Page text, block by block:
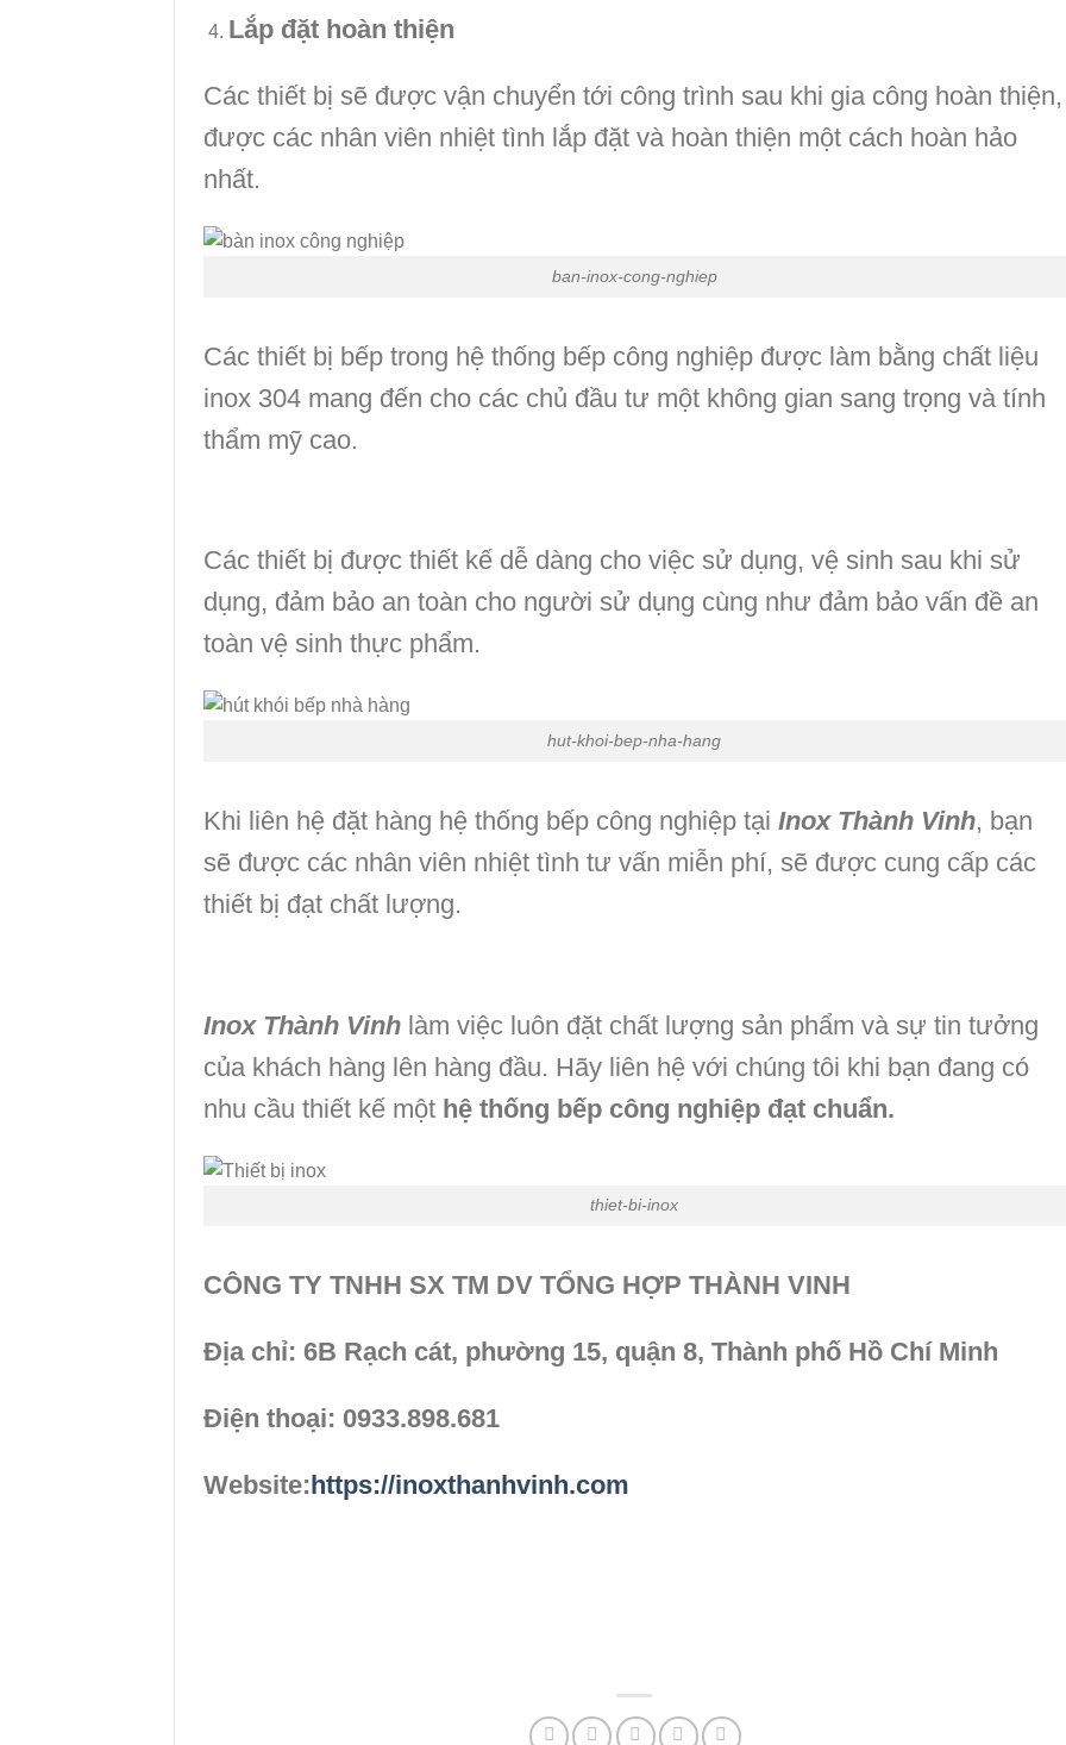
Lắp đặt hoàn thiện
Các thiết bị sẽ được vận chuyển tới công trình sau khi gia công hoàn thiện,
được các nhân viên nhiệt tình lắp đặt và hoàn thiện một cách hoàn hảo
nhất.
ban-inox-cong-nghiep
Các thiết bị bếp trong hệ thống bếp công nghiệp được làm bằng chất liệu
inox 304 mang đến cho các chủ đầu tư một không gian sang trọng và tính
thẩm mỹ cao.
Các thiết bị được thiết kế dễ dàng cho việc sử dụng, vệ sinh sau khi sử
dụng, đảm bảo an toàn cho người sử dụng cùng như đảm bảo vấn đề an
toàn vệ sinh thực phẩm.
hut-khoi-bep-nha-hang
Khi liên hệ đặt hàng hệ thống bếp công nghiệp tại Inox Thành Vinh, bạn
sẽ được các nhân viên nhiệt tình tư vấn miễn phí, sẽ được cung cấp các
thiết bị đạt chất lượng.
Inox Thành Vinh làm việc luôn đặt chất lượng sản phẩm và sự tin tưởng
của khách hàng lên hàng đầu. Hãy liên hệ với chúng tôi khi bạn đang có
nhu cầu thiết kế một hệ thống bếp công nghiệp đạt chuẩn.
thiet-bi-inox
CÔNG TY TNHH SX TM DV TỔNG HỢP THÀNH VINH
Địa chỉ: 6B Rạch cát, phường 15, quận 8, Thành phố Hồ Chí Minh
Điện thoại: 0933.898.681
Website:https://inoxthanhvinh.com